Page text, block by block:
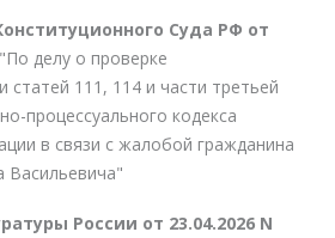
Суда РФ от
"По делу о проверке
статей 111, 114 и части третьей
процессуального кодекса
в связи с жалобой гражданина
Васильевича"
России от 23.04.2026 N